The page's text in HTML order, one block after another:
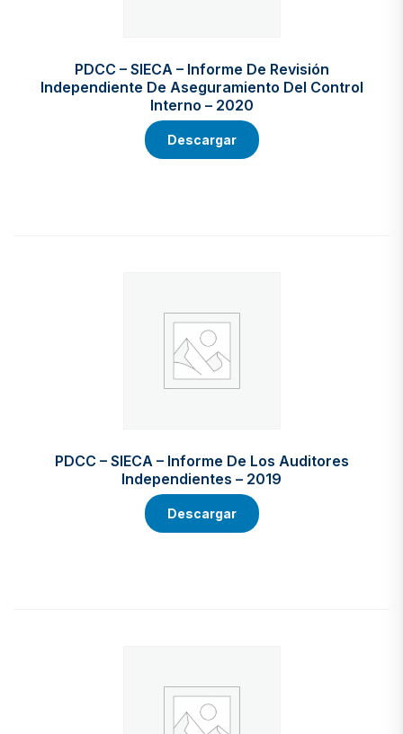
PDCC – SIECA – Informe De Revisión
Independiente De Aseguramiento Del Control
Interno – 2020
Descargar
PDCC – SIECA – Informe De Los Auditores
Independientes – 2019
Descargar